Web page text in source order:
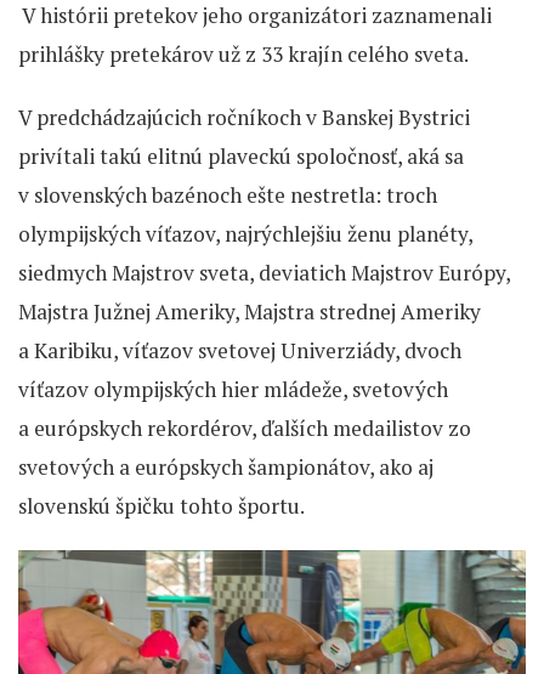
V histórii pretekov jeho organizátori zaznamenali
prihlášky pretekárov už z 33 krajín celého sveta.
V predchádzajúcich ročníkoch v Banskej Bystrici
privítali takú elitnú plaveckú spoločnosť, aká sa
v slovenských bazénoch ešte nestretla: troch
olympijských víťazov, najrýchlejšiu ženu planéty,
siedmych Majstrov sveta, deviatich Majstrov Európy,
Majstra Južnej Ameriky, Majstra strednej Ameriky
a Karibiku, víťazov svetovej Univerziády, dvoch
víťazov olympijských hier mládeže, svetových
a európskych rekordérov, ďalších medailistov zo
svetových a európskych šampionátov, ako aj
slovenskú špičku tohto športu.